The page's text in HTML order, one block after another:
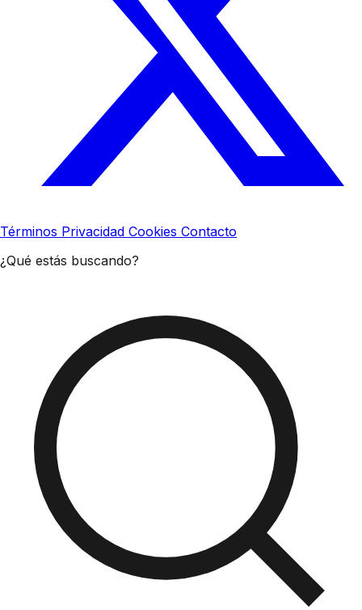
Términos Privacidad Cookies Contacto
¿Qué estás buscando?